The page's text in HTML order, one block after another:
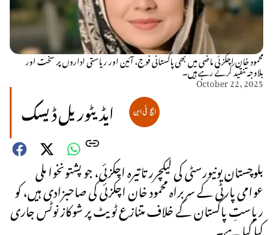
محمود خان اچکزئی ماضی میں بھی پاکستانی فوج، آئین اور ریاستی اداروں پر سخت اور
بلاوجہ تنقید کرتے رہے ہیں۔
October 22, 2025
ایڈیٹوریل ڈیسک
بلوچستان یونیورسٹی کی لیکچرر تاتیرہ اچکزئی، جو پشتونخوا ملی
عوامی پارٹی کے سربراہ محمود خان اچکزئی کی صاحبزادی ہیں، کو
ریاستِ پاکستان کے خلاف متنازع ٹویٹ پر شوکاز نوٹس جاری
کیا گیا ہے۔